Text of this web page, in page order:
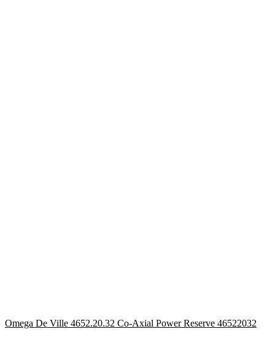
Omega De Ville 4652.20.32 Co-Axial Power Reserve 46522032